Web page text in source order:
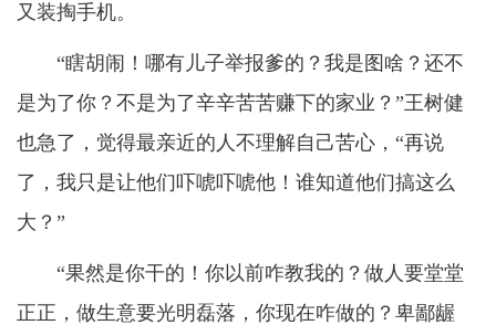
又装掏手机。
“瞎胡闹！哪有儿子举报爹的？我是图啥？还不
是为了你？不是为了辛辛苦苦赚下的家业？”王树健
也急了，觉得最亲近的人不理解自己苦心，“再说
了，我只是让他们吓唬吓唬他！谁知道他们搞这么
大？”
“果然是你干的！你以前咋教我的？做人要堂堂
正正，做生意要光明磊落，你现在咋做的？卑鄙龌